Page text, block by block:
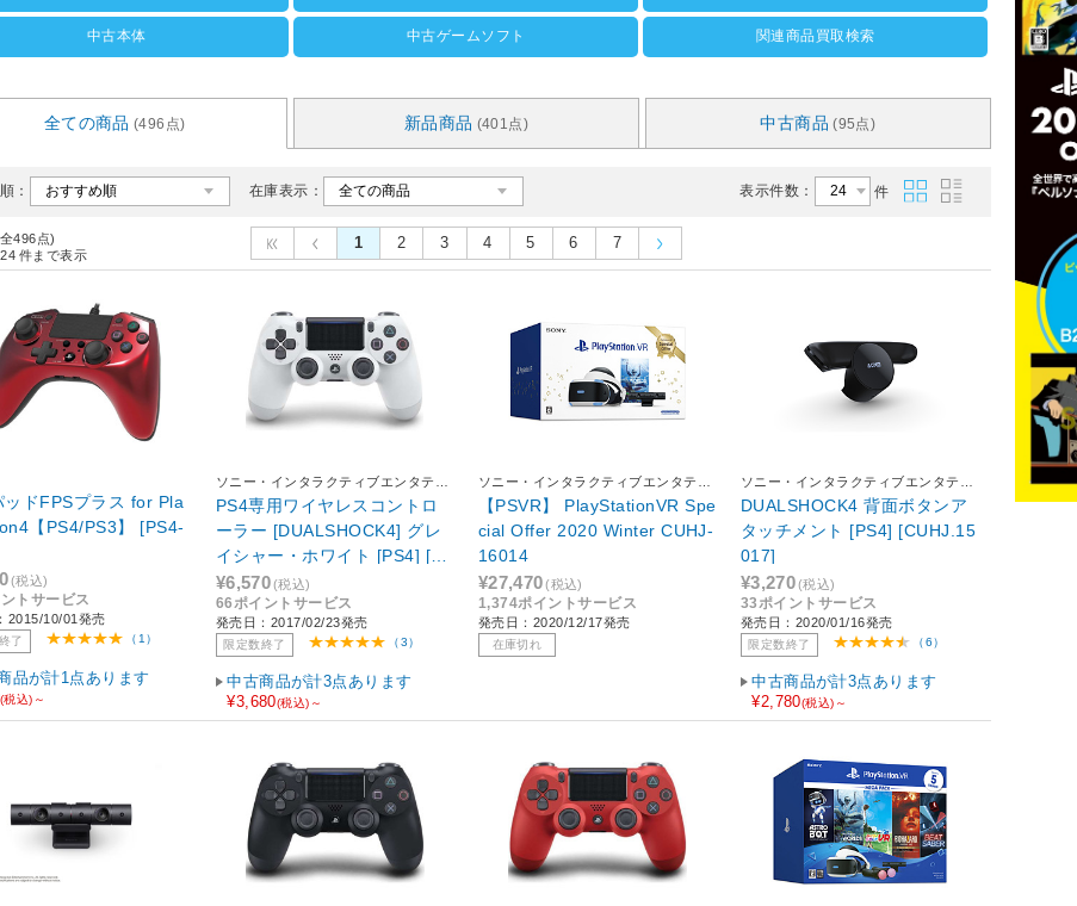
中古本体 中古ゲームソフト 関連商品買取検索
全ての商品 (496点) 新品商品 (401点) 中古商品 (95点)
： 在庫表示： 表示件数： 件
496点)
24 件まで表示
1 2 3 4 5 6 7
ッドFPSプラス for Pla
【PS4/PS3】 [PS4-
(税込)
トサービス
2015/10/01発売
了 （1）
品が計1点あります
(税込)～
ソニー・インタラクティブエンタテイ
ンメント
PS4専用ワイヤレスコントロ
ーラー [DUALSHOCK4] グレ
イシャー・ホワイト [PS4] [C
UH-ZCT2J13]
¥6,570(税込)
66ポイントサービス
発売日：2017/02/23発売
限定数終了 （3）
中古商品が計3点あります
¥3,680(税込)～
ソニー・インタラクティブエンタテイ
ンメント
【PSVR】 PlayStationVR Spe
cial Offer 2020 Winter CUHJ-
16014
¥27,470(税込)
1,374ポイントサービス
発売日：2020/12/17発売
在庫切れ
ソニー・インタラクティブエンタテイ
ンメント
DUALSHOCK4 背面ボタンア
タッチメント [PS4] [CUHJ.15
017]
¥3,270(税込)
33ポイントサービス
発売日：2020/01/16発売
限定数終了 （6）
中古商品が計3点あります
¥2,780(税込)～